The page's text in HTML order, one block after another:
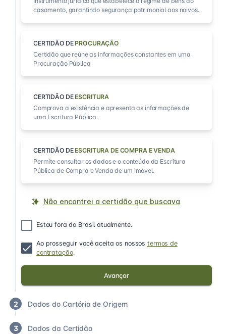
casamento, garantindo segurança patrimonial aos noivos.
CERTIDÃO DEPROCURAÇÃO
Certidão que reúne as informações constantes em uma
Procuração Pública
CERTIDÃO DEESCRITURA
Comprova a existência e apresenta as informações de
uma Escritura Pública.
CERTIDÃO DEESCRITURA DE COMPRA E VENDA
Permite consultar os dados e o conteúdo da Escritura
Pública de Compra e Venda de um imóvel.
Não encontrei a certidão que buscava
Estou fora do Brasil atualmente.
Ao prosseguir você aceita os nossostermos de
contratação.
Avançar
2 Dados do Cartório de Origem
3 Dados da Certidão